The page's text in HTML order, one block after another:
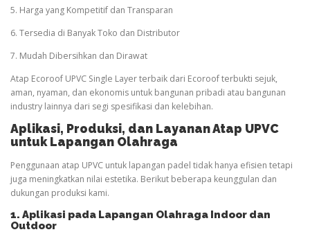
5. Harga yang Kompetitif dan Transparan
6. Tersedia di Banyak Toko dan Distributor
7. Mudah Dibersihkan dan Dirawat
Atap Ecoroof UPVC Single Layer terbaik dari Ecoroof terbukti sejuk,
aman, nyaman, dan ekonomis untuk bangunan pribadi atau bangunan
industry lainnya dari segi spesifikasi dan kelebihan.
Aplikasi, Produksi, dan Layanan Atap UPVC
untuk Lapangan Olahraga
Penggunaan atap UPVC untuk lapangan padel tidak hanya efisien tetapi
juga meningkatkan nilai estetika. Berikut beberapa keunggulan dan
dukungan produksi kami.
1. Aplikasi pada Lapangan Olahraga Indoor dan
Outdoor